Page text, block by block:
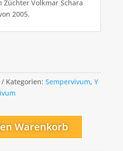
Züchter Volkmar Schara
2005.
Kategorien: Sempervivum, Y
Warenkorb